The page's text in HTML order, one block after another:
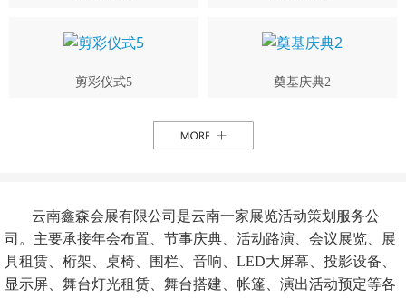
剪彩仪式5 奠基庆典2
云南鑫森会展有限公司是云南一家展览活动策划服务公
司。主要承接年会布置、节事庆典、活动路演、会议展览、展
具租赁、桁架、桌椅、围栏、音响、LED大屏幕、投影设备、
显示屏、舞台灯光租赁、舞台搭建、帐篷、演出活动预定等各